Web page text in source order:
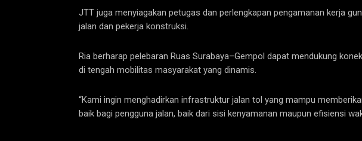
JTT juga menyiagakan petugas dan perlengkapan pengamanan kerja
jalan dan pekerja konstruksi.
Ria berharap pelebaran Ruas Surabaya–Gempol dapat mendukung
di tengah mobilitas masyarakat yang dinamis.
“Kami ingin menghadirkan infrastruktur jalan tol yang mampu
baik bagi pengguna jalan, baik dari sisi kenyamanan maupun efisiensi